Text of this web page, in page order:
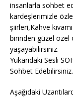
insanlarla sohbet
kardeşlerimizle
şiirleri,Kahve
birinden güzel özel
yaşayabilirsiniz.
Yukarıdaki Sesli
Sohbet Edebilirsiniz.
Aşağıdaki